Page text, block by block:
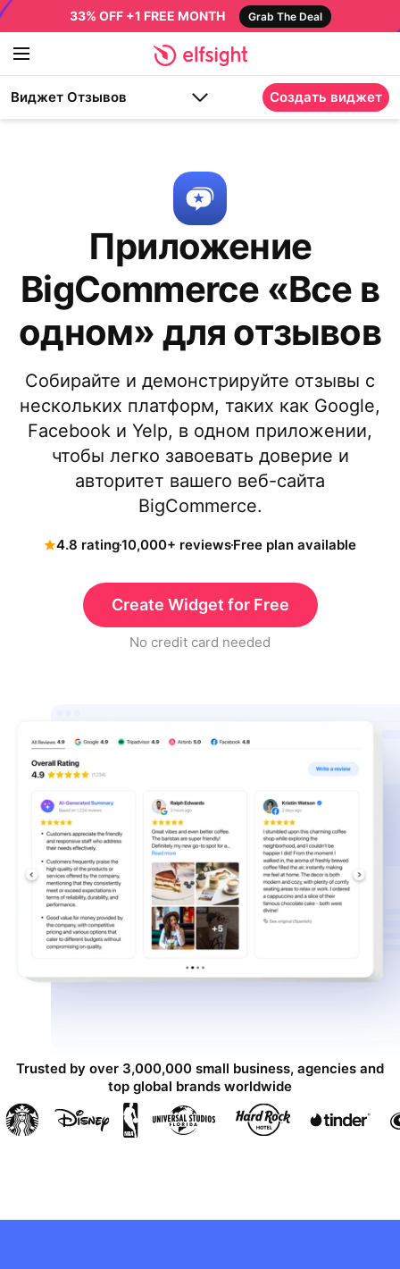
33% OFF +1 FREE MONTH Grab The Deal
Виджет Отзывов Создать виджет
Приложение
BigCommerce «Все в
одном» для отзывов
Собирайте и демонстрируйте отзывы с
нескольких платформ, таких как Google,
Facebook и Yelp, в одном приложении,
чтобы легко завоевать доверие и
авторитет вашего веб-сайта
BigCommerce.
4.8 rating10,000+ reviewsFree plan available
Create Widget for Free
No credit card needed
Trusted by over 3,000,000 small business, agencies and
top global brands worldwide